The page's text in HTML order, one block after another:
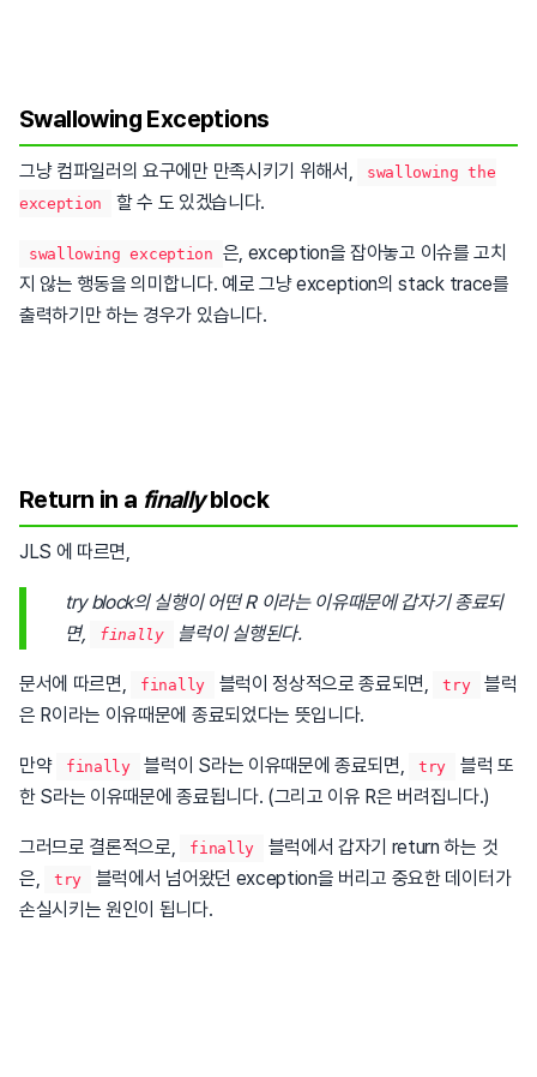
Swallowing Exceptions
그냥 컴파일러의 요구에만 만족시키기 위해서,
swallowing the
exception
할 수 도 있겠습니다.
swallowing exception 은, exception을 잡아놓고 이슈를 고치
지 않는 행동을 의미합니다. 예로 그냥 exception의 stack trace를
출력하기만 하는 경우가 있습니다.
Return in a finallyblock
JLS 에 따르면,
try block의 실행이 어떤 R 이라는 이유때문에 갑자기 종료되
면,
finally 블럭이 실행된다.
문서에 따르면, finally 블럭이 정상적으로 종료되면, try
블럭
은 R이라는 이유때문에 종료되었다는 뜻입니다.
만약 finally 블럭이 S라는 이유때문에 종료되면, try
블럭 또
한 S라는 이유때문에 종료됩니다. (그리고 이유 R은 버려집니다.)
그러므로 결론적으로, finally
블럭에서 갑자기 return 하는 것
은,
try
블럭에서 넘어왔던 exception을 버리고 중요한 데이터가
손실시키는 원인이 됩니다.